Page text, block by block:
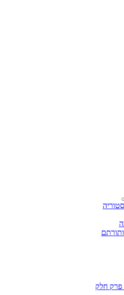
פרק חלק